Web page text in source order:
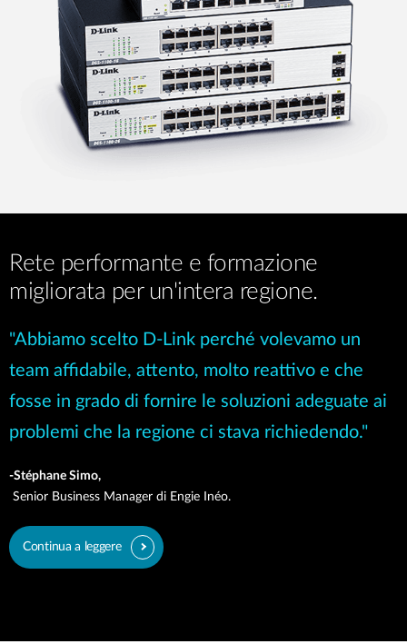
Rete performante e formazione
migliorata per un'intera regione.
"Abbiamo scelto D-Link perché volevamo un
team affidabile, attento, molto reattivo e che
fosse in grado di fornire le soluzioni adeguate ai
problemi che la regione ci stava richiedendo."
-Stéphane Simo,
Senior Business Manager di Engie Inéo.
Continua a leggere